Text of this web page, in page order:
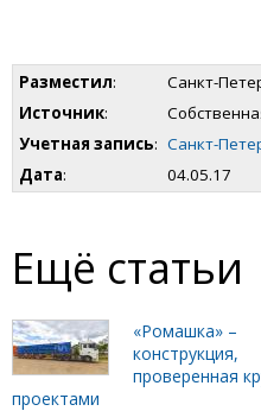
Разместил:
Санкт-
Источник:
Учетная запись: Санкт-
Дата: 04.05.17
Ещё статьи
«Ромашка» –
конструкция,
проверенная
проектами